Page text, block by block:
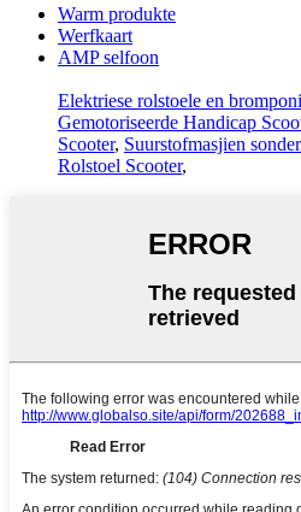
Warm produkte
Werfkaart
AMP selfoon
Elektriese rolstoele en
Gemotoriseerde Handicap
Scooter, Suurstofmasjien
Rolstoel Scooter,